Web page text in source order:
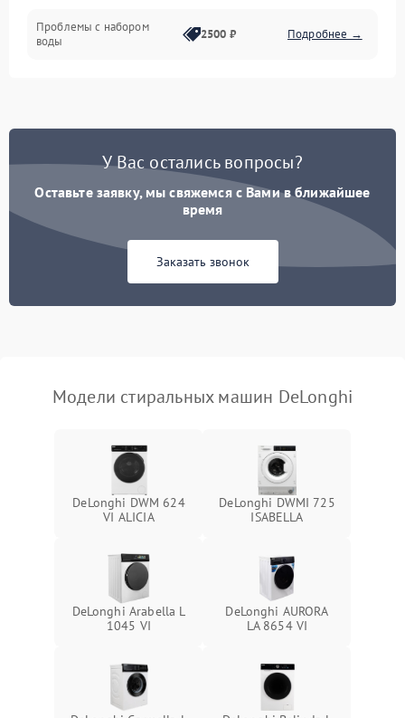
Проблемы с набором
воды
2500 ₽ Подробнее →
Замена платы управления 2200 ₽ Подробнее →
У Вас остались вопросы?
Оставьте заявку, мы свяжемся с Вами в ближайшее
время
Заказать звонок
Модели стиральных машин DeLonghi
DeLonghi DWM 624
VI ALICIA
DeLonghi DWMI 725
ISABELLA
DeLonghi Arabella L
1045 VI
DeLonghi AURORA
LA 8654 VI